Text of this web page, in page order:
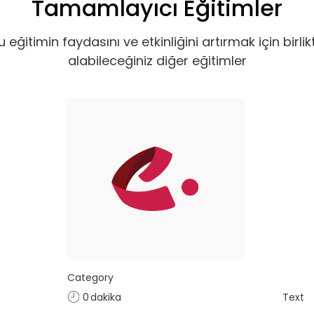
Tamamlayıcı Eğitimler
eğitimin faydasını ve etkinliğini artırmak için
alabileceğiniz diğer eğitimler
Category
0dakika Text